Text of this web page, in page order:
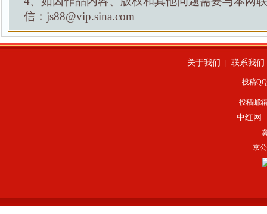
信：js88@vip.sina.com
关于我们 联系我们
投稿
投稿邮
中红网
京